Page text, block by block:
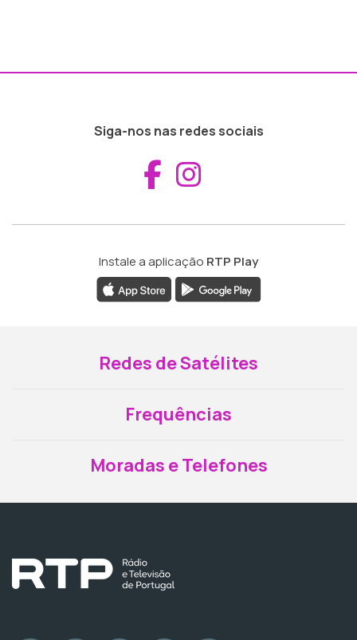
Siga-nos nas redes sociais
Aceder ao
Instale a aplicação RTP Play
Redes de Satélites
Frequências
Moradas e Telefones